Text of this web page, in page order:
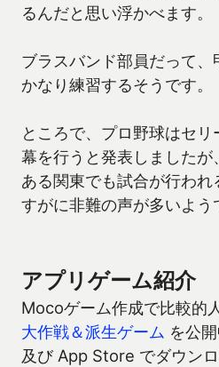
るんだと思い浮かべます。
ブラスバンド部員だって
かなり練習するそうです。
ところで、プロ野球はセ
幕を行うと発表しました
ある関東でも試合が行われ
すがに非難の声が多いよう
アプリゲーム紹介
Mocoゲーム作成で比較的
大作戦＆派生ゲーム を公
及び App Store でダウンロ